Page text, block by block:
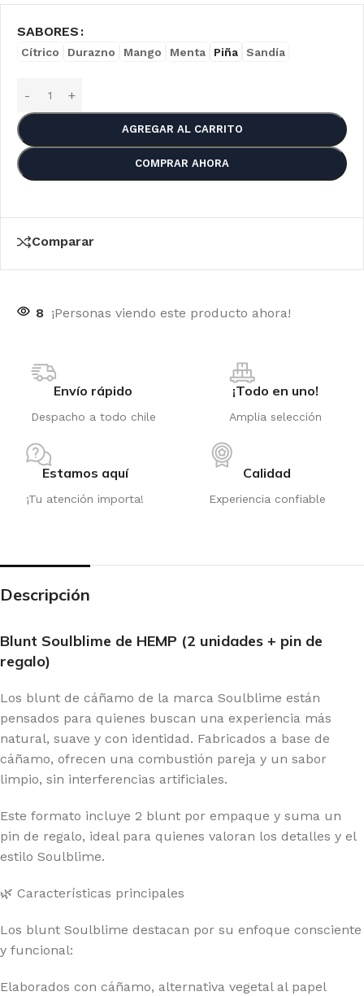
SABORES
Cítrico Durazno Mango Menta Piña Sandía
AGREGAR AL CARRITO
COMPRAR AHORA
Comparar
8 ¡Personas viendo este producto ahora!
Envío rápido
Despacho a todo chile
¡Todo en uno!
Amplia selección
Estamos aquí
¡Tu atención importa!
Calidad
Experiencia confiable
Descripción
Blunt Soulblime de HEMP (2 unidades + pin de
regalo)
Los blunt de cáñamo de la marca Soulblime están
pensados para quienes buscan una experiencia más
natural, suave y con identidad. Fabricados a base de
cáñamo, ofrecen una combustión pareja y un sabor
limpio, sin interferencias artificiales.
Este formato incluye 2 blunt por empaque y suma un
pin de regalo, ideal para quienes valoran los detalles y el
estilo Soulblime.
🌿 Características principales
Los blunt Soulblime destacan por su enfoque consciente
y funcional:
Elaborados con cáñamo, alternativa vegetal al papel